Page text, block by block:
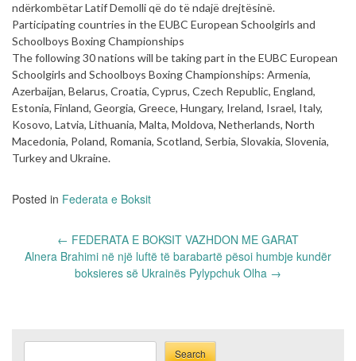
ndërkombëtar Latif Demolli që do të ndajë drejtësinë.
Participating countries in the EUBC European Schoolgirls and
Schoolboys Boxing Championships
The following 30 nations will be taking part in the EUBC European
Schoolgirls and Schoolboys Boxing Championships: Armenia,
Azerbaijan, Belarus, Croatia, Cyprus, Czech Republic, England,
Estonia, Finland, Georgia, Greece, Hungary, Ireland, Israel, Italy,
Kosovo, Latvia, Lithuania, Malta, Moldova, Netherlands, North
Macedonia, Poland, Romania, Scotland, Serbia, Slovakia, Slovenia,
Turkey and Ukraine.
Posted in Federata e Boksit
navigation
← FEDERATA E BOKSIT VAZHDON ME GARAT
Alnera Brahimi në një luftë të barabartë pësoi humbje kundër
boksieres së Ukrainës Pylypchuk Olha →
Search